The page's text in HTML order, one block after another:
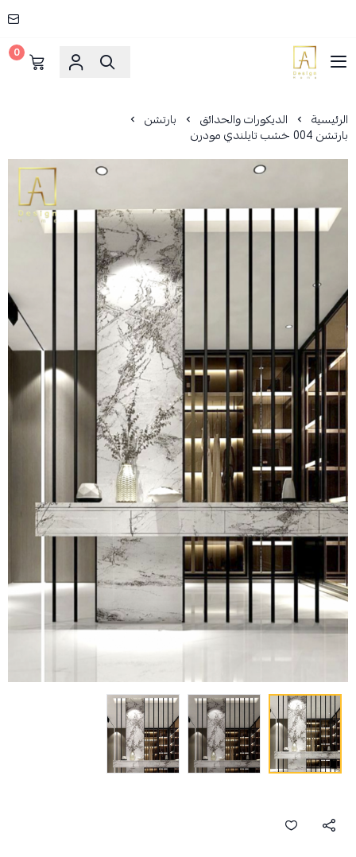
AD HOME
0
الرئيسية الديكورات والحدائق بارتشن
بارتشن 004 خشب تايلندي مودرن